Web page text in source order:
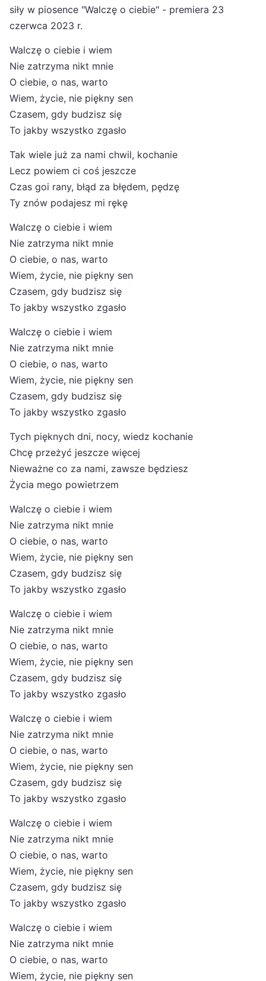
siły w piosence "Walczę o ciebie" - premiera 23
czerwca 2023 r.
Walczę o ciebie i wiem
Nie zatrzyma nikt mnie
O ciebie, o nas, warto
Wiem, życie, nie piękny sen
Czasem, gdy budzisz się
To jakby wszystko zgasło
Tak wiele już za nami chwil, kochanie
Lecz powiem ci coś jeszcze
Czas goi rany, błąd za błędem, pędzę
Ty znów podajesz mi rękę
Walczę o ciebie i wiem
Nie zatrzyma nikt mnie
O ciebie, o nas, warto
Wiem, życie, nie piękny sen
Czasem, gdy budzisz się
To jakby wszystko zgasło
Walczę o ciebie i wiem
Nie zatrzyma nikt mnie
O ciebie, o nas, warto
Wiem, życie, nie piękny sen
Czasem, gdy budzisz się
To jakby wszystko zgasło
Tych pięknych dni, nocy, wiedz kochanie
Chcę przeżyć jeszcze więcej
Nieważne co za nami, zawsze będziesz
Życia mego powietrzem
Walczę o ciebie i wiem
Nie zatrzyma nikt mnie
O ciebie, o nas, warto
Wiem, życie, nie piękny sen
Czasem, gdy budzisz się
To jakby wszystko zgasło
Walczę o ciebie i wiem
Nie zatrzyma nikt mnie
O ciebie, o nas, warto
Wiem, życie, nie piękny sen
Czasem, gdy budzisz się
To jakby wszystko zgasło
Walczę o ciebie i wiem
Nie zatrzyma nikt mnie
O ciebie, o nas, warto
Wiem, życie, nie piękny sen
Czasem, gdy budzisz się
To jakby wszystko zgasło
Walczę o ciebie i wiem
Nie zatrzyma nikt mnie
O ciebie, o nas, warto
Wiem, życie, nie piękny sen
Czasem, gdy budzisz się
To jakby wszystko zgasło
Walczę o ciebie i wiem
Nie zatrzyma nikt mnie
O ciebie, o nas, warto
Wiem, życie, nie piękny sen